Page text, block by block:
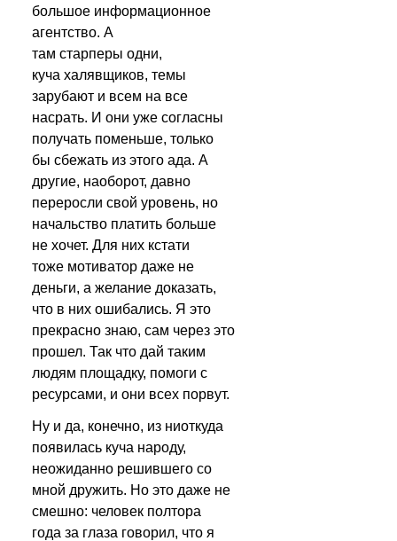
большое информационное
агентство. А
там старперы одни,
куча халявщиков, темы
зарубают и всем на все
насрать. И они уже согласны
получать поменьше, только
бы сбежать из этого ада. А
другие, наоборот, давно
переросли свой уровень, но
начальство платить больше
не хочет. Для них кстати
тоже мотиватор даже не
деньги, а желание доказать,
что в них ошибались. Я это
прекрасно знаю, сам через это
прошел. Так что дай таким
людям площадку, помоги с
ресурсами, и они всех порвут.
Ну и да, конечно, из ниоткуда
появилась куча народу,
неожиданно решившего со
мной дружить. Но это даже не
смешно: человек полтора
года за глаза говорил, что я